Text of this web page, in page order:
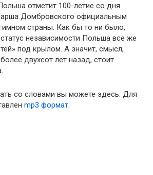
отметит 100-летие со дня
Домбровского официальным
страны. Как бы то ни было,
независимости Польша все же
под крылом. А значит, смысл,
двухсот лет назад, стоит
со словами вы можете здесь. Для
mp3 формат